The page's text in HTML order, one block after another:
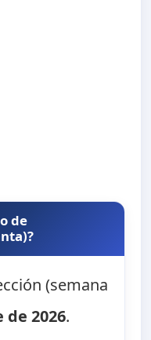
de
(semana
de 2026.